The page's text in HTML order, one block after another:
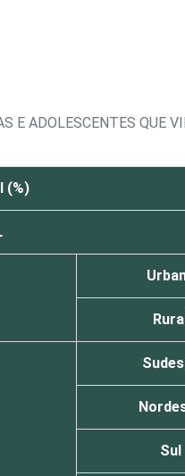
E ADOLESCENTES QUE
(%)
Sul